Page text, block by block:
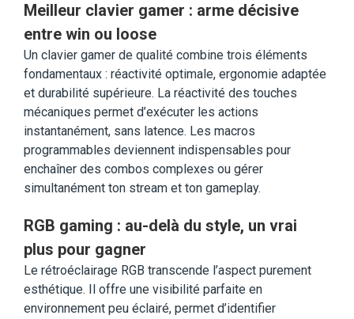
Meilleur clavier gamer : arme décisive
entre win ou loose
Un clavier gamer de qualité combine trois éléments
fondamentaux : réactivité optimale, ergonomie adaptée
et durabilité supérieure. La réactivité des touches
mécaniques permet d’exécuter les actions
instantanément, sans latence. Les macros
programmables deviennent indispensables pour
enchaîner des combos complexes ou gérer
simultanément ton stream et ton gameplay.
RGB gaming : au-delà du style, un vrai
plus pour gagner
Le rétroéclairage RGB transcende l’aspect purement
esthétique. Il offre une visibilité parfaite en
environnement peu éclairé, permet d’identifier